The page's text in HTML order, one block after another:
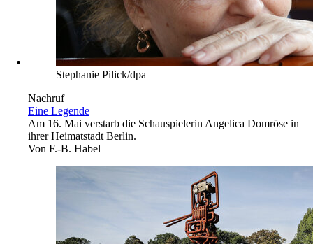
Stephanie Pilick/dpa
Nachruf
Eine Legende
Am 16. Mai verstarb die Schauspielerin Angelica Domröse in
ihrer Heimatstadt Berlin.
Von F.-B. Habel